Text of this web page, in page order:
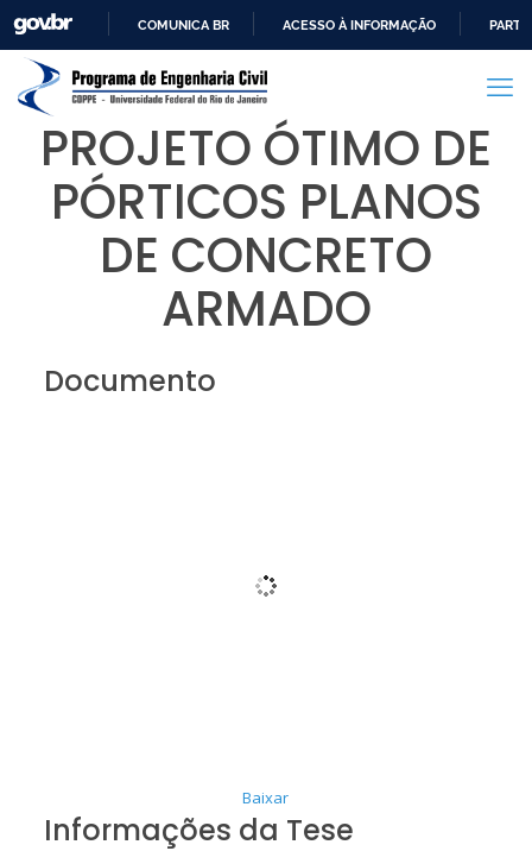
PARA
CONTEÚDO
COMUNICA BR ACESSO À INFORMAÇÃO
PROJETO ÓTIMO DE
PÓRTICOS PLANOS
DE CONCRETO
ARMADO
Documento
Baixar
Informações da Tese